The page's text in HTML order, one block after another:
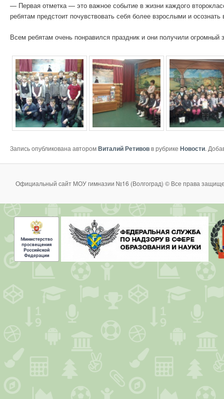
— Первая отметка — это важное событие в жизни каждого
ребятам предстоит почувствовать себя более взрослыми и
Всем ребятам очень понравился праздник и они получили
Запись опубликована авторомВиталий Ретивовв рубрике Новости.
Официальный сайт МОУ гимназии №16 (Волгоград) © Все права